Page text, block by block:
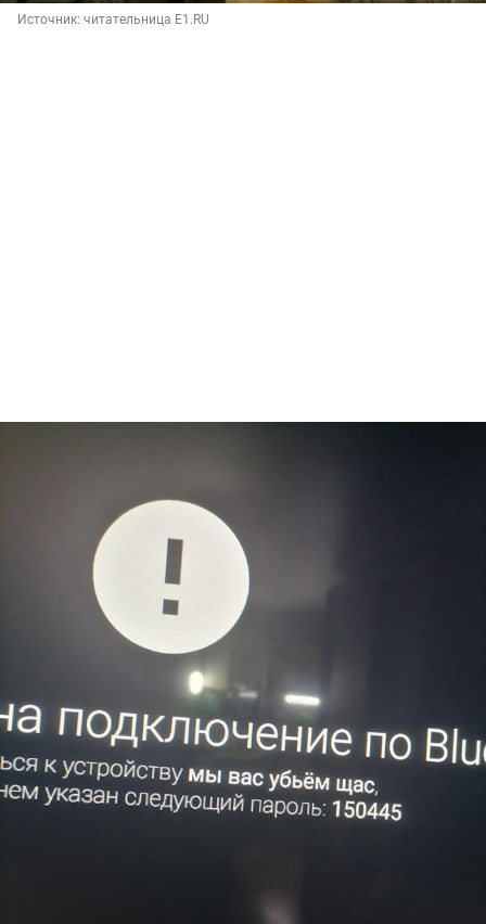
Источник: читательница E1.RU